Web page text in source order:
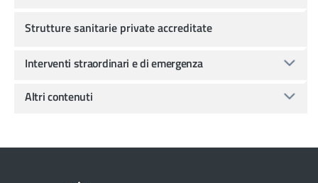
Strutture sanitarie private accreditate
Interventi straordinari e di emergenza
Altri contenuti